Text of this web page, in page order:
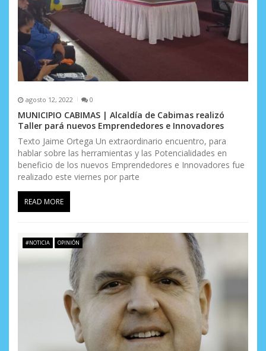
t
r
a
d
a
s
agosto 12, 2022 0
MUNICIPIO CABIMAS | Alcaldía de Cabimas realizó
Taller pará nuevos Emprendedores e Innovadores
Texto Jaime Ortega Un extraordinario encuentro, para
hablar sobre las herramientas y las Potencialidades en
beneficio de los nuevos Emprendedores e Innovadores fue
realizado este viernes por parte
READ MORE
#NOTICIA OPINIÓN